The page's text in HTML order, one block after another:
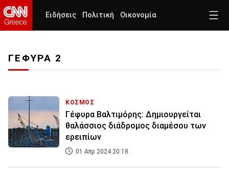
Ειδήσεις Πολιτική Οικονομία
ΓΕΦΥΡΑ 2
ΚΟΣΜΟΣ
Γέφυρα Βαλτιμόρης: Δημιουργείται
θαλάσσιος διάδρομος διαμέσου των
ερειπίων
01 Απρ 2024 20:18